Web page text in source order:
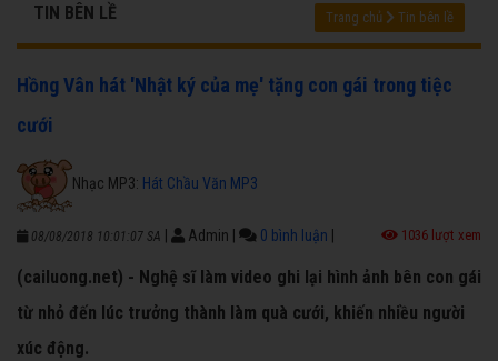
TIN BÊN LỀ Trang chủ Tin bên lề
Hồng Vân hát 'Nhật ký của mẹ' tặng con gái trong tiệc
cưới
Nhạc MP3: Hát Chầu Văn MP3
08/08/2018 10:01:07 SA Admin 0 bình luận 1036 lượt xem
(cailuong.net) - Nghệ sĩ làm video ghi lại hình ảnh bên con gái
từ nhỏ đến lúc trưởng thành làm quà cưới, khiến nhiều người
xúc động.